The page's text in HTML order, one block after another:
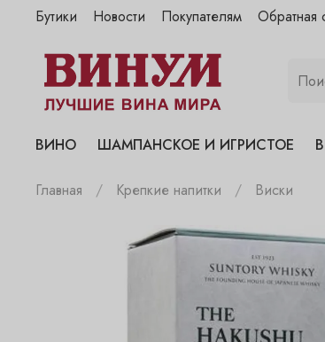
Бутики
"Винум" на Полянке
"Винум" на Гранатном
"Винум" на Сухаревском
"Винум" на Садовнической
Новости Покупателям Обратная
ВИНО ШАМПАНСКОЕ И ИГРИСТОЕ
Главная Крепкие напитки Виски